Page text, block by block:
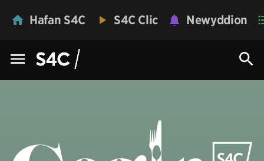
Hafan S4C S4C Clic Newyddion